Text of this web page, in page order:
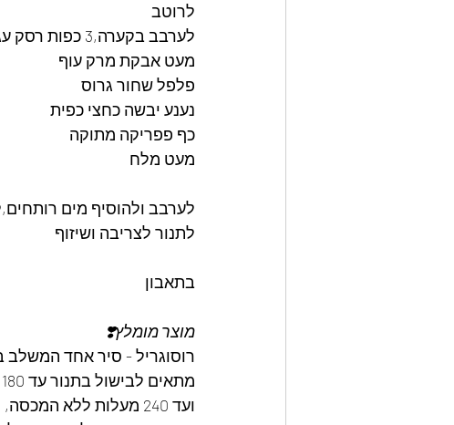
לרוטב
לערבב בקערה,3 כפות רסק עגבניות
מעט אבקת מרק עוף
פלפל שחור גרוס
נענע יבשה כחצי כפית
כף פפריקה מתוקה
מעט מלח
לערבב ולהוסיף מים
לתנור לצריבה ושיזוף
בתאבון
מוצר מומלץ❣️
רוסוגריל - סיר אחד המשלב
מתאים לבישול בתנור עד 180 מעלות עם מכסה
ועד 240 מעלות ללא המכסה, ומתאים לכל סוגי הכיריים.